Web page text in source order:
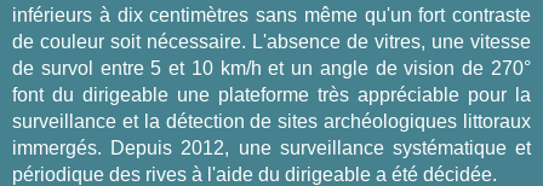
inférieurs à dix centimètres sans même qu'un fort contraste
de couleur soit nécessaire. L'absence de vitres, une vitesse
de survol entre 5 et 10 km/h et un angle de vision de 270°
font du dirigeable une plateforme très appréciable pour la
surveillance et la détection de sites archéologiques littoraux
immergés. Depuis 2012, une surveillance systématique et
périodique des rives à l'aide du dirigeable a été décidée.